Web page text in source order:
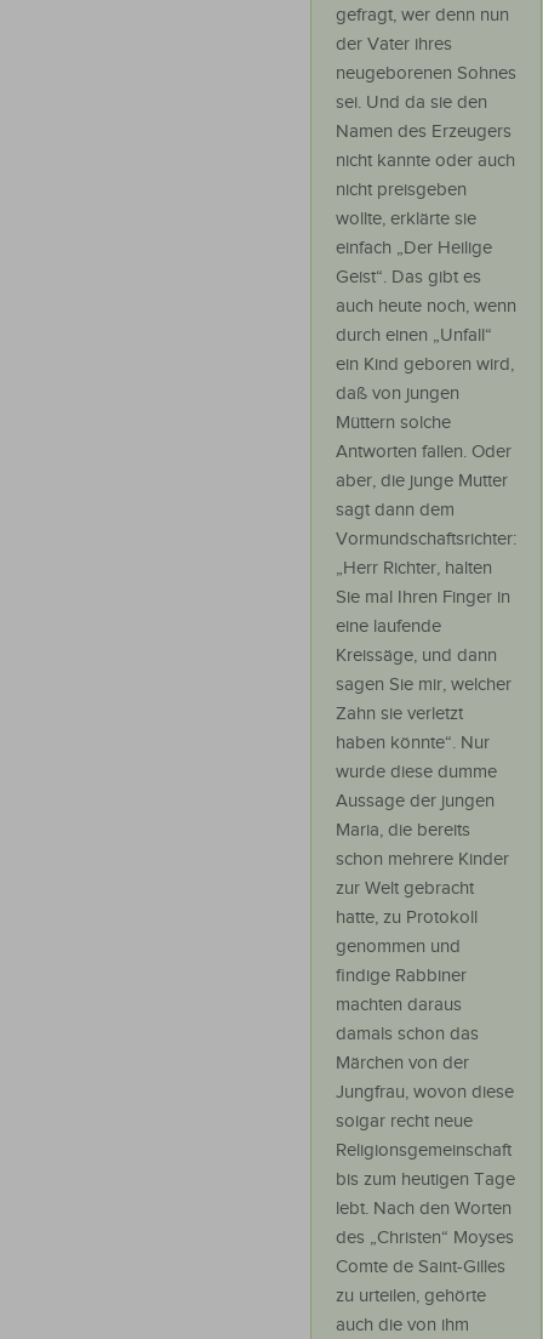
gefragt, wer denn nun
der Vater ihres
neugeborenen Sohnes
sei. Und da sie den
Namen des Erzeugers
nicht kannte oder auch
nicht preisgeben
wollte, erklärte sie
einfach „Der Heilige
Geist“. Das gibt es
auch heute noch, wenn
durch einen „Unfall“
ein Kind geboren wird,
daß von jungen
Müttern solche
Antworten fallen. Oder
aber, die junge Mutter
sagt dann dem
Vormundschaftsrichter:
„Herr Richter, halten
Sie mal Ihren Finger in
eine laufende
Kreissäge, und dann
sagen Sie mir, welcher
Zahn sie verletzt
haben könnte“. Nur
wurde diese dumme
Aussage der jungen
Maria, die bereits
schon mehrere Kinder
zur Welt gebracht
hatte, zu Protokoll
genommen und
findige Rabbiner
machten daraus
damals schon das
Märchen von der
Jungfrau, wovon diese
soigar recht neue
Religionsgemeinschaft
bis zum heutigen Tage
lebt. Nach den Worten
des „Christen“ Moyses
Comte de Saint-Gilles
zu urteilen, gehörte
auch die von ihm